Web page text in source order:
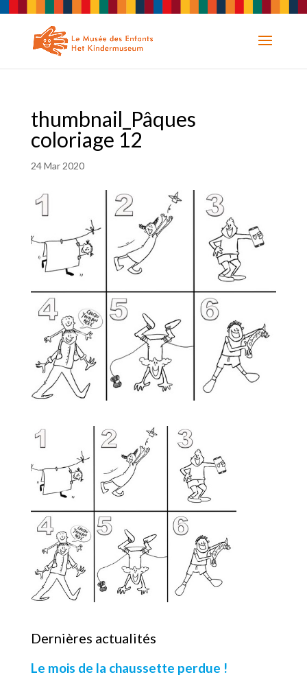
thumbnail_Pâques
coloriage 12
24 Mar 2020
Dernières actualités
Le mois de la chaussette perdue !